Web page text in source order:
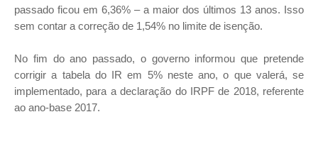
passado ficou em 6,36% – a maior dos últimos 13 anos. Isso
sem contar a correção de 1,54% no limite de isenção.
No fim do ano passado, o governo informou que pretende
corrigir a tabela do IR em 5% neste ano, o que valerá, se
implementado, para a declaração do IRPF de 2018, referente
ao ano-base 2017.